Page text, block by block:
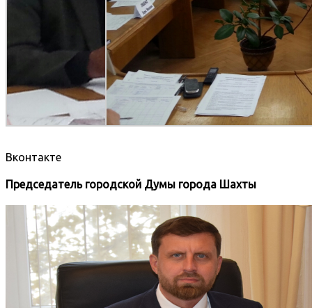
Вконтакте
Председатель городской Думы города Шахты